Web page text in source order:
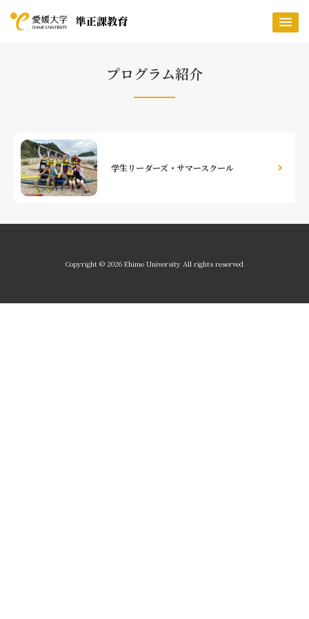
プログラム紹介
学生リーダーズ・サマースクール
Copyright © 2026 Ehime University All rights reserved